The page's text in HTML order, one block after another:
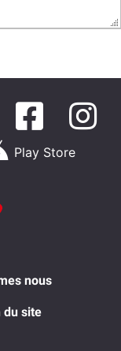
Play Store
nous
du site